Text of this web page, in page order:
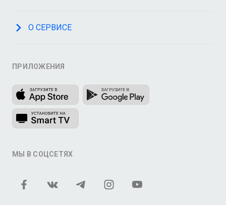
О СЕРВИСЕ
ПРИЛОЖЕНИЯ
МЫ В СОЦСЕТЯХ